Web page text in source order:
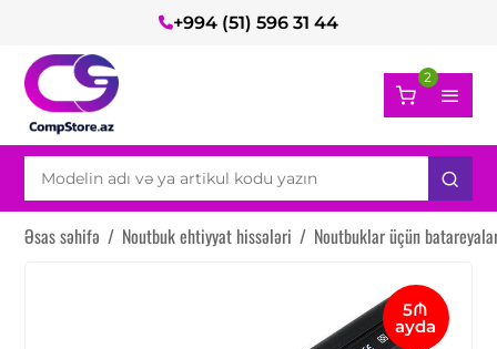
+994 (51) 596 31 44
2
Əsas səhifə / Noutbuk ehtiyyat hissələri / Noutbuklar üçün
5₼
ayda